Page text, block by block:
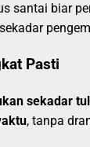
santai biar
Pasti
sekadar
, tanpa